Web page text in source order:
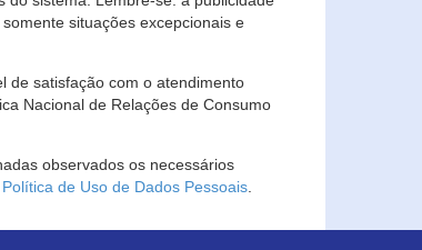
situações excepcionais e
de satisfação com o atendimento
Nacional de Relações de Consumo
observados os necessários
Política de Uso de Dados Pessoais